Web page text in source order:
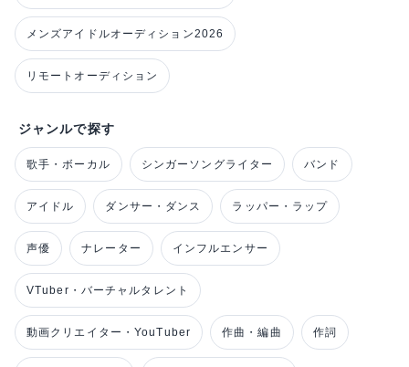
メンズアイドルオーディション2026
リモートオーディション
ジャンルで探す
歌手・ボーカル シンガーソングライター バンド
アイドル ダンサー・ダンス ラッパー・ラップ
声優 ナレーター インフルエンサー
VTuber・バーチャルタレント
動画クリエイター・YouTuber 作曲・編曲 作詞